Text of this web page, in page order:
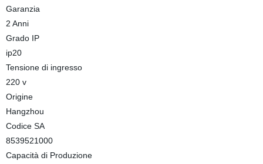
Garanzia
2 Anni
Grado IP
ip20
Tensione di ingresso
220 v
Origine
Hangzhou
Codice SA
8539521000
Capacità di Produzione